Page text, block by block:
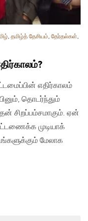
, தமிழ்த் தேசியம், தேர்தல்கள்,
எதிர்காலம்
தொடர்ந்தும்
சிறப்பம்சமாகும். ஏன்
முடியாக்
மேலாக